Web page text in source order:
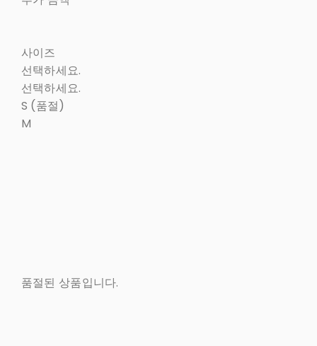
사이즈
선택하세요.
선택하세요.
S (품절)
M
품절된 상품입니다.